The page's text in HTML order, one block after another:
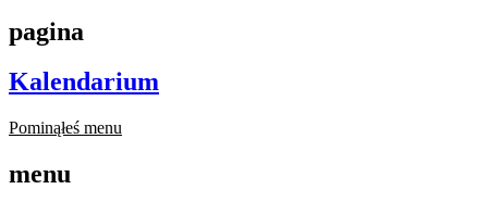
pagina
Kalendarium
Pominąłeś menu
menu